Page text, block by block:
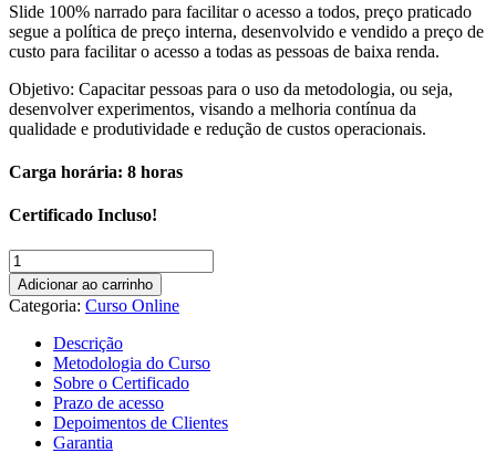
Slide 100% narrado para facilitar o acesso a todos, preço praticado
segue a política de preço interna, desenvolvido e vendido a preço de
custo para facilitar o acesso a todas as pessoas de baixa renda.
Objetivo: Capacitar pessoas para o uso da metodologia, ou seja,
desenvolver experimentos, visando a melhoria contínua da
qualidade e produtividade e redução de custos operacionais.
Carga horária: 8 horas
Certificado Incluso!
Curso
Online
DOE
-
Delineamento
Experimentos
quantidade
Adicionar ao carrinho
Categoria: Curso Online
Descrição
Metodologia do Curso
Sobre o Certificado
Prazo de acesso
Depoimentos de Clientes
Garantia